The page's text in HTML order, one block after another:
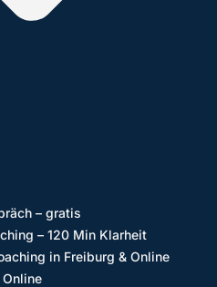
– gratis
– 120 Min Klarheit
in Freiburg & Online
Online